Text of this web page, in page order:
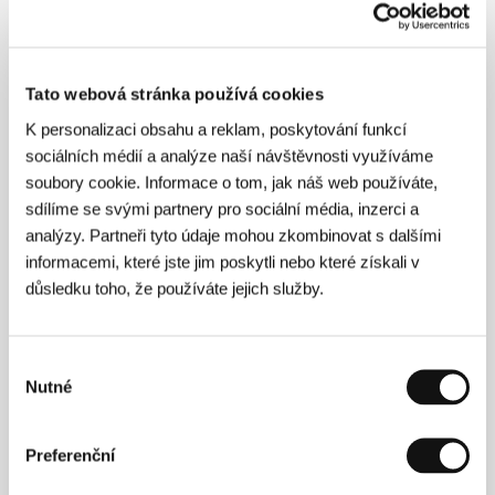
Tato webová stránka používá cookies
K personalizaci obsahu a reklam, poskytování funkcí
sociálních médií a analýze naší návštěvnosti využíváme
soubory cookie. Informace o tom, jak náš web používáte,
sdílíme se svými partnery pro sociální média, inzerci a
analýzy. Partneři tyto údaje mohou zkombinovat s dalšími
informacemi, které jste jim poskytli nebo které získali v
důsledku toho, že používáte jejich služby.
souhlasu
Nutné
Preferenční
Pornofilm
(Porno Film)
Režie: Damjan Kozole / Slovinsko, 2000, 0 min
Sekce:Na východ od Západu
Pornografický vztah
(Une liaison pornographique)
(Post coitum animal triste)